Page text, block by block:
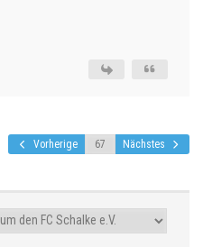
Vorherige Nächstes